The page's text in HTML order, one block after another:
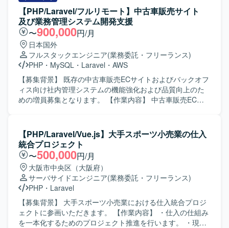
存機能の改善や追加開発を行い、ベンチマークを重視しな
がら機能よりも速度を落とさないようパフォーマンスを意
識した開発を行っていただきます。また、週1回のミーティ
ングで開発要望の優先度を決定し、それに基づいて実装・
改修を進めていただきます。 【求める人物像】 Webアプ
リ・ネイティブアプリ双方の特性を理解し、フロントエン
ドからバックエンド、DBまで一貫した開発に主体的に取り
組んでいただける方を求めています。既存システムのブラ
ッシュアップにおいて、速度やパフォーマンスを意識した
改善提案ができる方です。チーム内のミーティングでの優
の魅力】 チャット、タスク管理、資料管理など多機能なビ
ジネスコミュニケーションツールの開発に携わることで、
Webアプリとネイティブアプリ双方の知見を深めることが
できます。フロントエンドからバックエンド、DBまで一貫
して担当することで、フルスタックなスキルセットを磨く
ことができます。性能改善やベンチマークを重視した開発
を通じて、高トラフィックなサービス運用に必要な経験も
身につけることができます。 【開発環境】 PHP / Laravel、
React、React Native、Docker、MySQLを用いたWebアプ
リおよびネイティブアプリの開発環境です。
【PHP/Laravel/フルリモート】中古車販売サイト
及び業務管理システム開発支援
〜900,000円/月
日本国外
フルスタックエンジニア(業務委託・フリーランス)
PHP ・ MySQL ・ Laravel ・ AWS
【募集背景】 既存の中古車販売ECサイトおよびバックオフ
ィス向け社内管理システムの機能強化および品質向上のた
めの増員募集となります。 【作業内容】 中古車販売ECサ
対応を行っていただきます。 バックエンドおよびフロント
エンドの設計（テスト設計を含みます）、開発、テスト、
リリースまで一貫してご担当いただきます。 あわせて、コ
ードレビューおよびテスト仕様書レビューを実施していた
だきます。 非IT部門のビジネスユーザーと連携し、開発す
る機能の仕様策定を行っていただきます。 チケット管理を
通じた開発メンバーの進捗管理およびビジネスサイドへの
進捗報告もお任せいたします。 【求める人物像】 スピード
よりも品質を重視して開発を進められる方を求めておりま
す。 チームメンバーやビジネスユーザーと積極的にコミュ
【PHP/Laravel/Vue.js】大手スポーツ小売業の仕入
統合プロジェクト
〜500,000円/月
大阪市中央区（大阪府）
サーバサイドエンジニア(業務委託・フリーランス)
PHP ・ Laravel
【募集背景】 大手スポーツ小売業における仕入統合プロジ
ェクトに参画いただきます。 【作業内容】 ・仕入の仕組み
を一本化するためのプロジェクト推進を行います。 ・現行